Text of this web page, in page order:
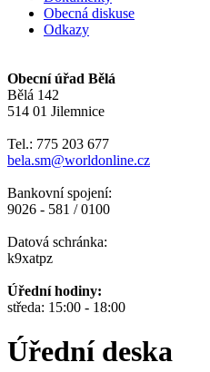
Obecná diskuse
Odkazy
Obecní úřad Bělá
Bělá 142
514 01 Jilemnice
Tel.: 775 203 677
bela.sm@worldonline.cz
Bankovní spojení:
9026 - 581 / 0100
Datová schránka:
k9xatpz
Úřední hodiny:
středa: 15:00 - 18:00
Úřední deska